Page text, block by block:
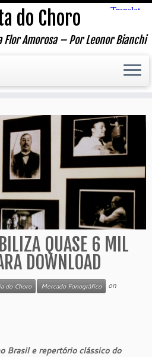
do Choro
Amorosa – Por Leonor Bianchi
QUASE 6 MIL
DOWNLOAD
do Choro Mercado Fonográfico
on
Brasil e repertório clássico do